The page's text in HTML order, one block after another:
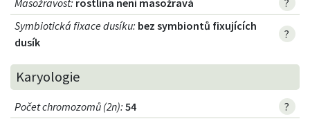
Symbiotická fixace dusíku: bez symbiontů fixujících
dusík
?
Karyologie
Počet chromozomů (2n): 54
?